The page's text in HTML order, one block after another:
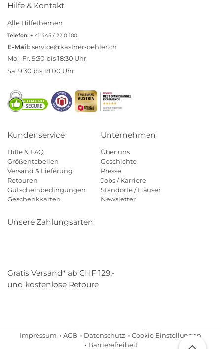
Hilfe & Kontakt
Alle Hilfethemen
Telefon: + 41 445 / 22 0 100
E-Mail: service@kastner-oehler.ch
Mo.–Fr. 9:30 bis 18:30 Uhr
Sa. 9:30 bis 18:00 Uhr
Kundenservice
Hilfe & FAQ
Größentabellen
Versand & Lieferung
Retouren
Gutscheinbedingungen
Geschenkkarten
Unternehmen
Über uns
Geschichte
Presse
Jobs / Karriere
Standorte / Häuser
Newsletter
Unsere Zahlungsarten
Gratis Versand* ab CHF 129,-
und kostenlose Retoure
Impressum AGB Datenschutz
Cookie Einstellungen
Barrierefreiheit